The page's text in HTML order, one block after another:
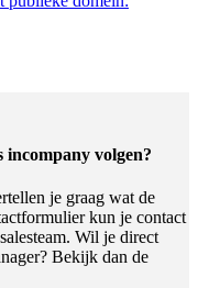
incompany volgen?
je graag wat de
kun je contact
Wil je direct
Bekijk dan de